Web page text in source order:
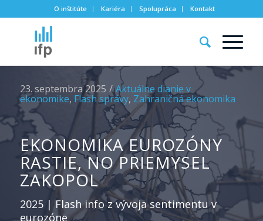
O inštitúte Kariéra Spolupráca Kontakt
23. septembra 2025 / Aktuálne dianie v
ekonomike, Flash správy, Zahraničná ekonomika
EKONOMIKA EUROZÓNY
RASTIE, NO PRIEMYSEL
ZAKOPOL
2025 | Flash info z vývoja sentimentu v
eurozóne